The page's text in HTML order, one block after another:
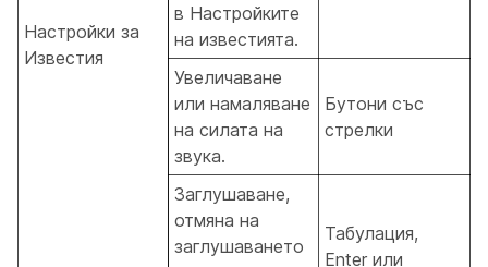
Настройки за
Известия
в Настройките
на известията.
Увеличаване
или намаляване
на силата на
звука.
Бутони със
стрелки
Заглушаване,
отмяна на
заглушаването
Табулация,
Enter или